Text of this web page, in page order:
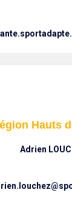
Hauts
Adrien